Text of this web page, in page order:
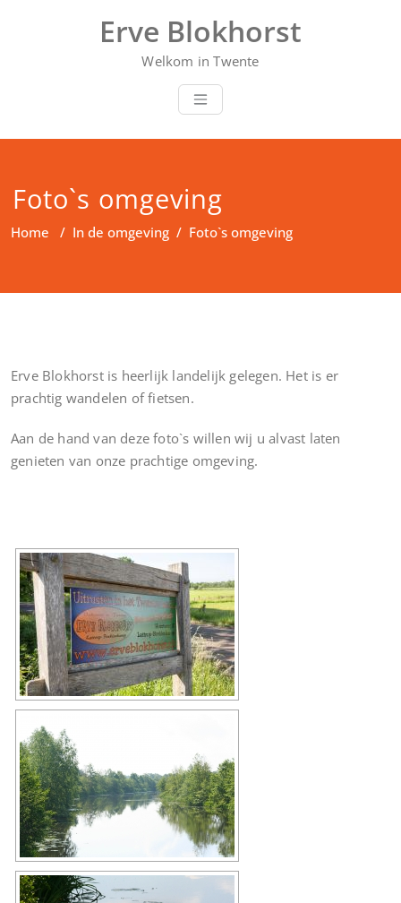
Erve Blokhorst
Welkom in Twente
Foto`s omgeving
Home / In de omgeving / Foto`s omgeving
Erve Blokhorst is heerlijk landelijk gelegen. Het is er
prachtig wandelen of fietsen.
Aan de hand van deze foto`s willen wij u alvast laten
genieten van onze prachtige omgeving.